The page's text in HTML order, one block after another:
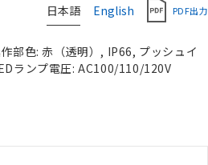
日本語 English PDF出力
部色: 赤（透明）, IP66, プッシュイ
ランプ電圧: AC100/110/120V